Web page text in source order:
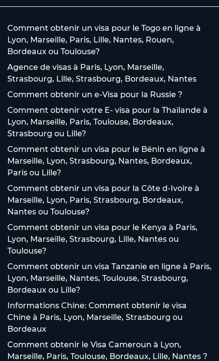
Comment obtenir un visa pour le Togo en ligne à
Lyon, Marseille, Paris, Lille, Nantes, Rouen,
Bordeaux ou Toulouse?
Agence de visas à Paris, Lyon, Marseille,
Strasbourg, Lille, Strasbourg, Bordeaux, Nantes
Comment obtenir un e-Visa pour la Russie ?
Comment obtenir votre E- visa pour la Thaïlande à
Lyon, Marseille, Paris, Toulouse, Bordeaux,
Strasbourg ou Lille?
Comment obtenir un visa pour le Bénin en ligne à
Marseille, Lyon, Strasbourg, Nantes, Bordeaux,
Paris ou Lille?
Comment obtenir un visa pour la Côte d-Ivoire à
Marseille, Lyon, Paris, Strasbourg, Bordeaux,
Nantes ou Toulouse?
Comment obtenir un visa pour le Kenya à Paris,
Lyon, Marseille, Strasbourg, Lille, Nantes ou
Toulouse?
Comment obtenir un visa Tanzanie en ligne à Paris,
Lyon, Marseille, Nantes, Toulouse, Strasbourg,
Bordeaux ou Lille?
Informations Chine: Comment obtenir le visa
Chine à Paris, Lyon, Marseille, Strasbourg ou
Bordeaux
Comment obtenir le Visa Cameroun à Lyon,
Marseille, Paris, Toulouse, Bordeaux, Lille, Nantes ?